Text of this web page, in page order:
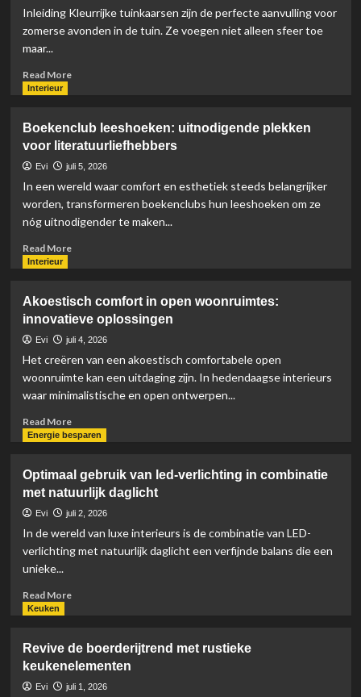
unieke
manier
Inleiding Kleurrijke tuinkaarsen zijn de perfecte aanvulling voor
zomerse avonden in de tuin. Ze voegen niet alleen sfeer toe
maar...
Read MoreRead
tuinkaarsen:
verlicht
je
zomeravonden
Interieur
Boekenclub leeshoeken: uitnodigende plekken
voor literatuurliefhebbers
Evi juli 5, 2026
In een wereld waar comfort en esthetiek steeds belangrijker
worden, transformeren boekenclubs hun leeshoeken om ze
nóg uitnodigender te maken...
Read MoreRead
leeshoeken:
uitnodigende
plekken
Interieur
Akoestisch comfort in open woonruimtes:
innovatieve oplossingen
Evi juli 4, 2026
Het creëren van een akoestisch comfortabele open
woonruimte kan een uitdaging zijn. In hedendaagse interieurs
waar minimalistische en open ontwerpen...
Read MoreRead
more
comfort
in
open
woonruimtes:
oplossingen
Energie besparen
Optimaal gebruik van led-verlichting in combinatie
met natuurlijk daglicht
Evi juli 2, 2026
In de wereld van luxe interieurs is de combinatie van LED-
verlichting met natuurlijk daglicht een verfijnde balans die een
unieke...
Read MoreRead
gebruik
van
led-
Keuken
Revive de boerderijtrend met rustieke
keukenelementen
Evi juli 1, 2026